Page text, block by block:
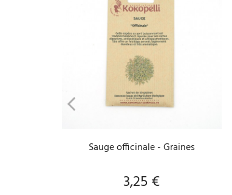
VOIR LE PRODUIT
Sauge officinale - Graines
Prix
3,25 €